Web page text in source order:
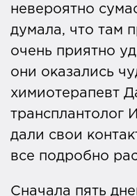
мягкую
находится
грудине,
других.
В костном
крови —
невероятно
думала, что там
очень приятно
они оказались
химиотерапевт
трансплантолог
дали свои
все подробно
Сначала пять